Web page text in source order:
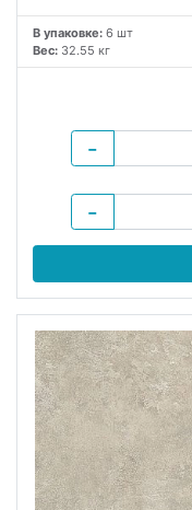
В упаковке: 6 шт
Вес: 32.55 кг
−
−